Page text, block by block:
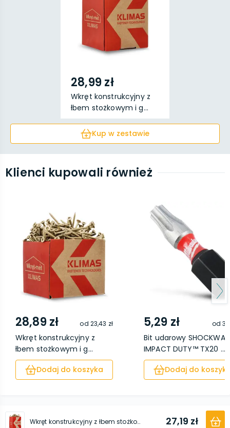
28,99 zł
Wkręt konstrukcyjny z
łbem stożkowym i g...
Kup w zestawie
Klienci kupowali również
28,89 zł od 23,43 zł
Wkręt konstrukcyjny z
łbem stożkowym i g...
Dodaj do koszyka
5,29 zł od
Bit udarowy
IMPACT DUTY™ TX20 ...
Dodaj do
Wkręt konstrukcyjny z łbem stożkowym i gniazdem TX 4,0 x 70 200 sztuk 27,19 zł